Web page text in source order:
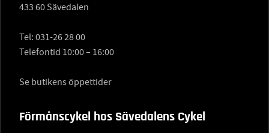
433 60 Sävedalen
Tel: 031-26 28 00
Telefontid 10:00 – 16:00
Se butikens öppettider
Förmånscykel hos Sävedalens Cykel